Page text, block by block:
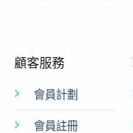
顧客服務
會員計劃
會員註冊